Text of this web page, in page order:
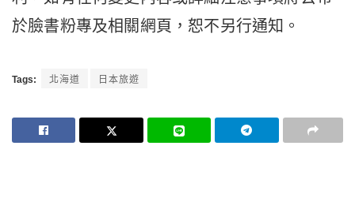
於臉書粉專及相關網頁，恕不另行通知。
Tags: 北海道 日本旅遊